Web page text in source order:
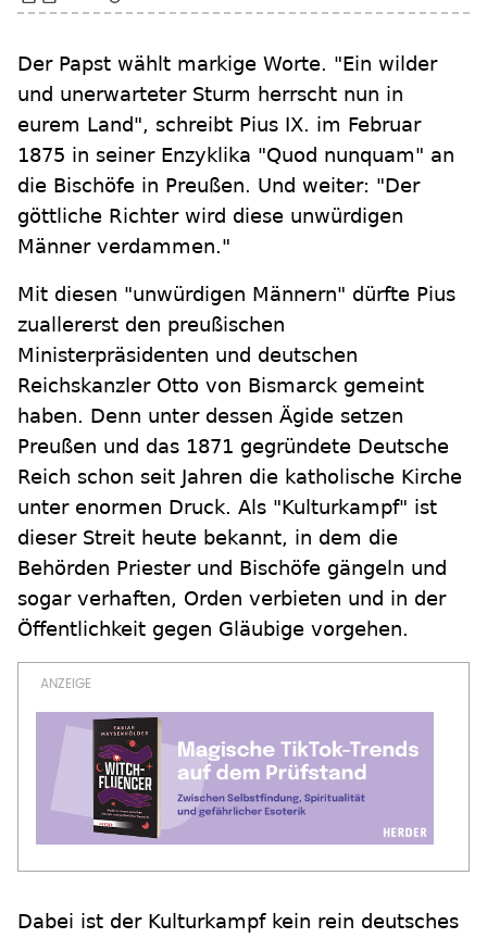
Der Papst wählt markige Worte. "Ein wilder
und unerwarteter Sturm herrscht nun in
eurem Land", schreibt Pius IX. im Februar
1875 in seiner Enzyklika "Quod nunquam" an
die Bischöfe in Preußen. Und weiter: "Der
göttliche Richter wird diese unwürdigen
Männer verdammen."
Mit diesen "unwürdigen Männern" dürfte Pius
zuallererst den preußischen
Ministerpräsidenten und deutschen
Reichskanzler Otto von Bismarck gemeint
haben. Denn unter dessen Ägide setzen
Preußen und das 1871 gegründete Deutsche
Reich schon seit Jahren die katholische Kirche
unter enormen Druck. Als "Kulturkampf" ist
dieser Streit heute bekannt, in dem die
Behörden Priester und Bischöfe gängeln und
sogar verhaften, Orden verbieten und in der
Öffentlichkeit gegen Gläubige vorgehen.
Dabei ist der Kulturkampf kein rein deutsches